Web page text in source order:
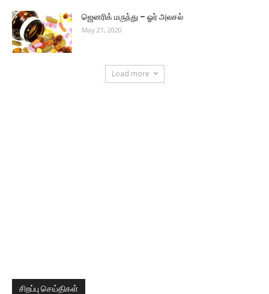
ஜெனரிக் மருந்து – ஓர் அலசல்
May 21, 2020
Load more
சிறப்பு செய்திகள்